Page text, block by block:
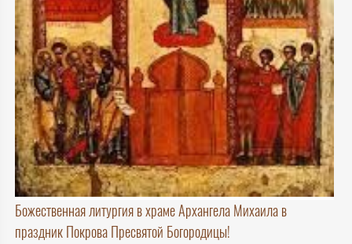
Божественная литургия в храме Архангела Михаила в
праздник Покрова Пресвятой Богородицы!